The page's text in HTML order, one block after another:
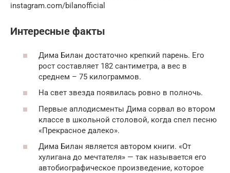
instagram.com/bilanofficial
Интересные факты
Дима Билан достаточно крепкий парень. Его
рост составляет 182 сантиметра, а вес в
среднем – 75 килограммов.
На свет звезда появилась ровно в полночь.
Первые аплодисменты Дима сорвал во втором
классе в школьной столовой, когда спел песню
«Прекрасное далеко».
Дима Билан является автором книги. «От
хулигана до мечтателя» — так называется его
автобиографическое произведение, которое